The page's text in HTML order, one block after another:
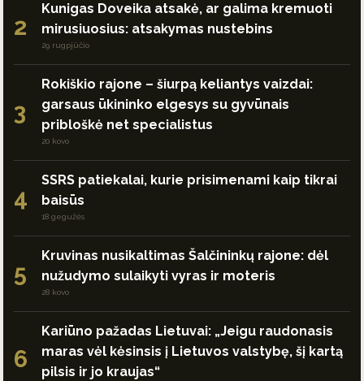
2
Kunigas Doveika atsakė, ar galima kremuoti
mirusiuosius: atsakymas nustebins
29 rugpjūčio
3
Rokiškio rajone – šiurpą keliantys vaizdai:
garsaus ūkininko elgesys su gyvūnais
pribloškė net specialistus
20 kovo
4
SSRS patiekalai, kurie prisimenami kaip tikrai
baisūs
18 gegužės
5
Kruvinas nusikaltimas Šalčininkų rajone: dėl
nužudymo sulaikyti vyras ir moteris
28 kovo
6
Kariūno pažadas Lietuvai: „Jeigu raudonasis
maras vėl kėsinsis į Lietuvos valstybę, šį kartą
pilsis ir jo kraujas“